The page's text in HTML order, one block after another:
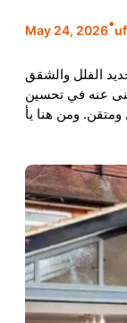
May 24, 2026•
الفلل والشقق
عنه في تحسين